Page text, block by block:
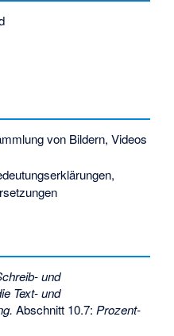
von Bildern, Videos
und
Text- und
Abschnitt 10.7: Prozent-